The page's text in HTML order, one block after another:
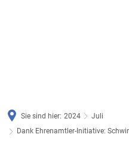
Sie sind hier: 2024
Juli
Dank Ehrenamtler-Initiative: